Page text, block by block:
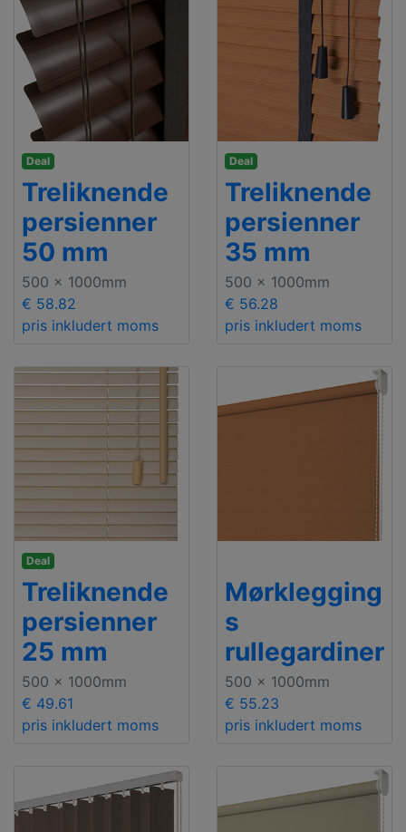
Deal
Treliknende
persienner
50 mm
500 x 1000mm
€ 58.82
pris inkludert moms
Deal
Treliknende
persienner
35 mm
500 x 1000mm
€ 56.28
pris inkludert moms
Deal
Treliknende
persienner
25 mm
500 x 1000mm
€ 49.61
pris inkludert moms
Mørklegging
s
rullegardiner
500 x 1000mm
€ 55.23
pris inkludert moms